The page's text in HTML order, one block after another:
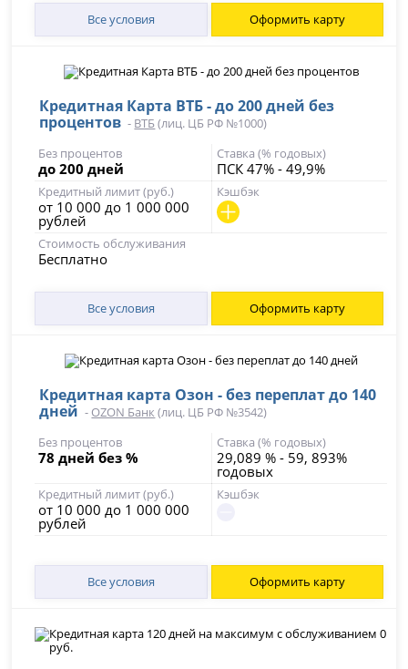
Все условия Оформить карту
Кредитная Карта ВТБ - до 200 дней без
процентов - ВТБ(лиц. ЦБ РФ №1000)
Без процентов
до 200 дней
Ставка (% годовых)
ПСК 47% - 49,9%
Кредитный лимит (руб.)
от 10 000 до 1 000 000
рублей
Кэшбэк
Стоимость обслуживания
Бесплатно
Все условия Оформить карту
Кредитная карта Озон - без переплат до 140
дней - OZON Банк (лиц. ЦБ РФ №3542)
Без процентов
78 дней без %
Ставка (% годовых)
29,089 % - 59, 893%
годовых
Кредитный лимит (руб.)
от 10 000 до 1 000 000
рублей
Кэшбэк
Все условия Оформить карту